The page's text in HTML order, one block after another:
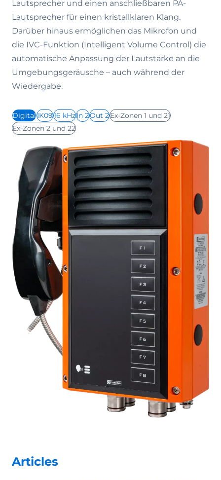
Lautsprecher und einen anschließbaren PA-
Lautsprecher für einen kristallklaren Klang.
Darüber hinaus ermöglichen das Mikrofon und
die IVC-Funktion (Intelligent Volume Control) die
automatische Anpassung der Lautstärke an die
Umgebungsgeräusche – auch während der
Wiedergabe.
DigitalIK0916 kHzIn 2Out 2Ex-Zonen 1 und 21
Ex-Zonen 2 und 22
Articles